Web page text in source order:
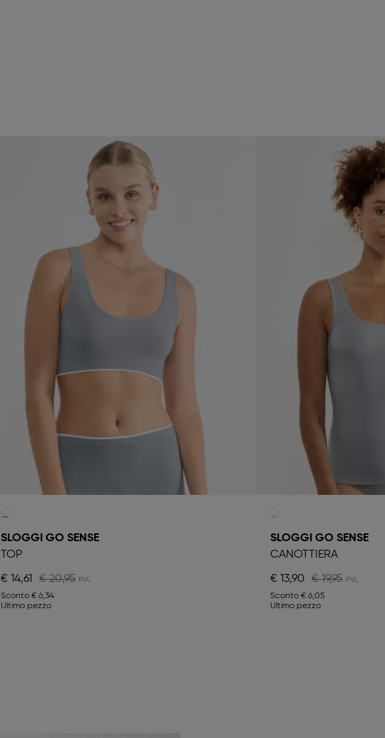
SLOGGI GO SENSE
TOP
€ 14,61 € 20,95
Sconto € 6,34
Ultimo pezzo
SLOGGI GO SENSE
CANOTTIERA
€ 13,90 € 19,95
Sconto € 6,05
Ultimo pezzo